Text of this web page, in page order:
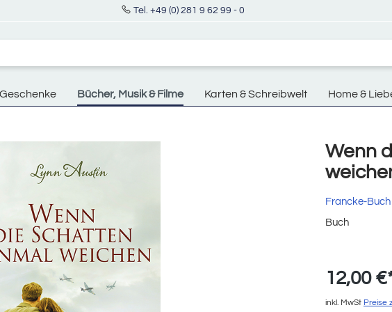
Tel. +49 (0) 281 9 62 99 - 0
Geschenke Bücher, Musik & Filme Karten & Schreibwelt Home &
Wenn
Francke-Buch
Buch
12,00
inkl. MwSt Preise